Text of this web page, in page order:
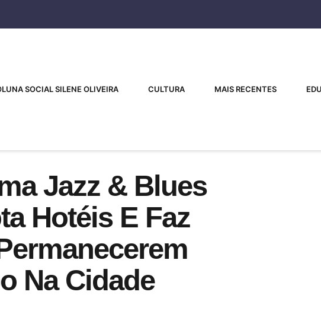
SOCIAL SILENE OLIVEIRA CULTURA MAIS RECENTES
Jazz & Blues
Hotéis E Faz
Na Cidade